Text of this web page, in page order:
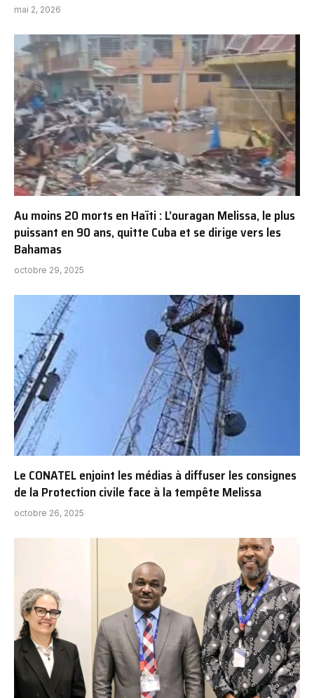
mai 2, 2026
Au moins 20 morts en Haïti : L’ouragan Melissa, le plus
puissant en 90 ans, quitte Cuba et se dirige vers les
Bahamas
octobre 29, 2025
Le CONATEL enjoint les médias à diffuser les consignes
de la Protection civile face à la tempête Melissa
octobre 26, 2025